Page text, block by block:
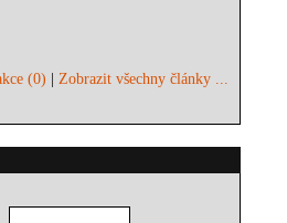
(0) |Zobrazit všechny články ...